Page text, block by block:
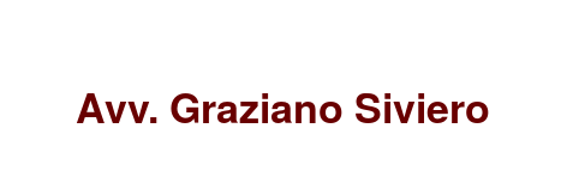
Avv. Graziano Siviero